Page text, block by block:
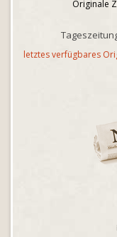
Originale
letztes verfügbares